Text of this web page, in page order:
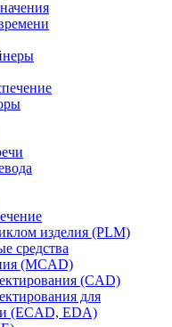
изделия (PLM)
средства
(MCAD)
(CAD)
для
(ECAD, EDA)